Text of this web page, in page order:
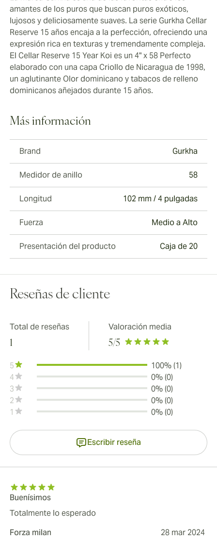
amantes de los puros que buscan puros exóticos,
lujosos y deliciosamente suaves. La serie Gurkha Cellar
Reserve 15 años encaja a la perfección, ofreciendo una
expresión rica en texturas y tremendamente compleja.
El Cellar Reserve 15 Year Koi es un 4" x 58 Perfecto
elaborado con una capa Criollo de Nicaragua de 1998,
un aglutinante Olor dominicano y tabacos de relleno
dominicanos añejados durante 15 años.
Más información
Brand Gurkha
Medidor de anillo 58
Longitud 102 mm / 4 pulgadas
Fuerza Medio a Alto
Presentación del producto Caja de 20
Reseñas de cliente
Total de reseñas
1
Valoración media
5/5
5
100% (1)
4
0% (0)
3
0% (0)
2
0% (0)
1
0% (0)
Escribir reseña
Buenísimos
Totalmente lo esperado
Forza milan
28 mar 2024